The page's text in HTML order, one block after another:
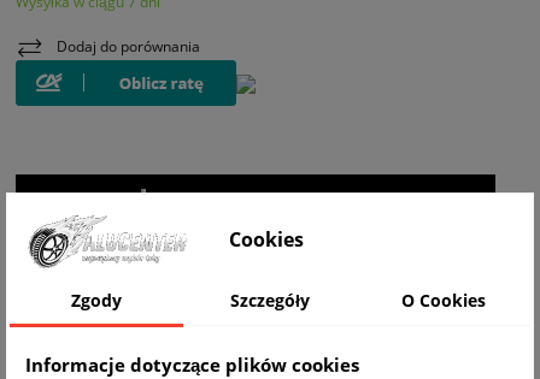
Dodaj do porównania
Cookies
Zgody Szczegóły O Cookies
Informacje dotyczące plików cookies